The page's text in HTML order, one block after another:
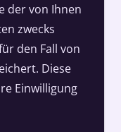
der von Ihnen
zwecks
den Fall von
Diese
Einwilligung